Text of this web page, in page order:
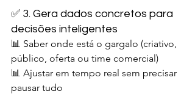
✅ 3. Gera dados concretos para
decisões inteligentes
📊 Saber onde está o gargalo (criativo,
público, oferta ou time comercial)
📊 Ajustar em tempo real sem precisar
pausar tudo